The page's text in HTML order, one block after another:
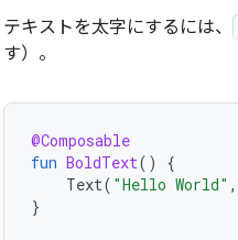
テキストを太字にするには、
す）。
@Composable
fun BoldText()
{
Text( "Hello World" ,
}